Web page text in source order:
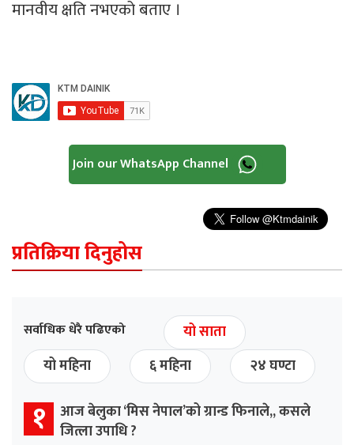
मानवीय क्षति नभएको बताए ।
Join our WhatsApp Channel
प्रतिक्रिया दिनुहोस
सर्वाधिक धेरै पढिएको
यो साता
यो महिना
६ महिना २४ घण्टा
१ आज बेलुका ‘मिस नेपाल’को ग्रान्ड फिनाले,, कसले
जित्ला उपाधि ?